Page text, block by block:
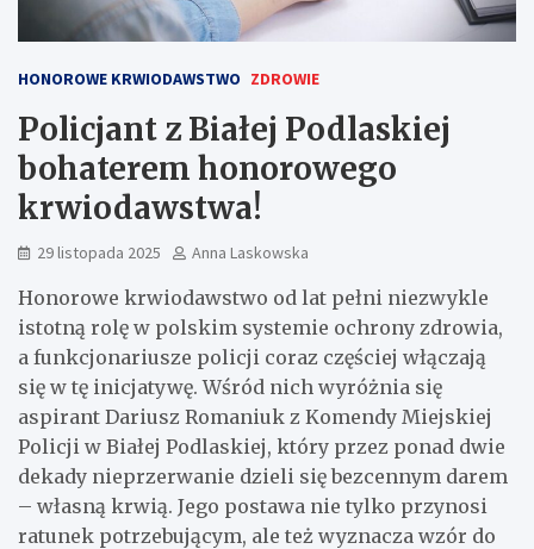
HONOROWE KRWIODAWSTWO ZDROWIE
Policjant z Białej Podlaskiej
bohaterem honorowego
krwiodawstwa!
29 listopada 2025 Anna Laskowska
Honorowe krwiodawstwo od lat pełni niezwykle
istotną rolę w polskim systemie ochrony zdrowia,
a funkcjonariusze policji coraz częściej włączają
się w tę inicjatywę. Wśród nich wyróżnia się
aspirant Dariusz Romaniuk z Komendy Miejskiej
Policji w Białej Podlaskiej, który przez ponad dwie
dekady nieprzerwanie dzieli się bezcennym darem
– własną krwią. Jego postawa nie tylko przynosi
ratunek potrzebującym, ale też wyznacza wzór do